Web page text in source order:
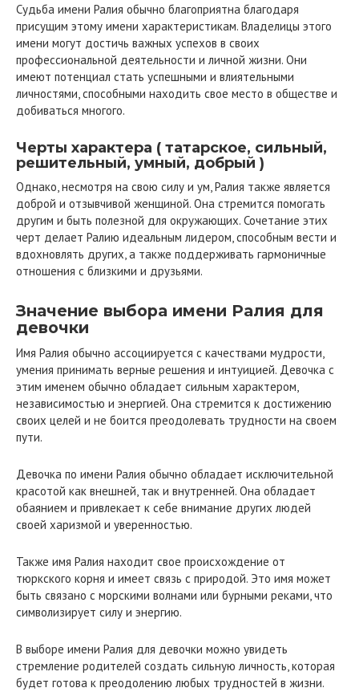
Судьба имени Ралия обычно благоприятна благодаря
присущим этому имени характеристикам. Владелицы этого
имени могут достичь важных успехов в своих
профессиональной деятельности и личной жизни. Они
имеют потенциал стать успешными и влиятельными
личностями, способными находить свое место в обществе и
добиваться многого.
Черты характера ( татарское, сильный,
решительный, умный, добрый )
Однако, несмотря на свою силу и ум, Ралия также является
доброй и отзывчивой женщиной. Она стремится помогать
другим и быть полезной для окружающих. Сочетание этих
черт делает Ралию идеальным лидером, способным вести и
вдохновлять других, а также поддерживать гармоничные
отношения с близкими и друзьями.
Значение выбора имени Ралия для
девочки
Имя Ралия обычно ассоциируется с качествами мудрости,
умения принимать верные решения и интуицией. Девочка с
этим именем обычно обладает сильным характером,
независимостью и энергией. Она стремится к достижению
своих целей и не боится преодолевать трудности на своем
пути.
Девочка по имени Ралия обычно обладает исключительной
красотой как внешней, так и внутренней. Она обладает
обаянием и привлекает к себе внимание других людей
своей харизмой и уверенностью.
Также имя Ралия находит свое происхождение от
тюркского корня и имеет связь с природой. Это имя может
быть связано с морскими волнами или бурными реками, что
символизирует силу и энергию.
В выборе имени Ралия для девочки можно увидеть
стремление родителей создать сильную личность, которая
будет готова к преодолению любых трудностей в жизни.